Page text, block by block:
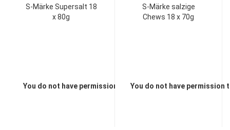
S-Märke Supersalt 18
x 80g
You do not have permission to view the prices
S-Märke salzige
Chews 18 x 70g
You do not have permission